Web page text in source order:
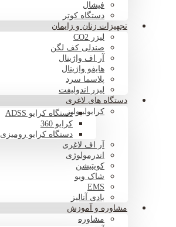
فیشال
دستگاه کوتر
تجهیزات زنان و زایمان
لیزر CO2
صندلی کف لگن
آر اف واژینال
هایفو واژینال
پلاسما سرد
لیزر اندولیفت
دستگاه های لاغری
کرایولیپولیزدستگاه کرایو ADSS
کرایو 360
دستگاه کرایو رومیزی
آر اف لاغری
اندرمولوژی
کویتیشن
شاک ویو
EMS
بادی آنالیز
مشاوره و آموزش
مشاوره